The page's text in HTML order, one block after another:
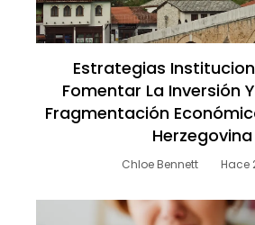
Estrategias
Fomentar La Inversión
Fragmentación
Herzegovina
Chloe Bennett Hace